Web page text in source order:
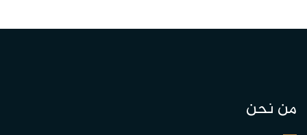
من نحن